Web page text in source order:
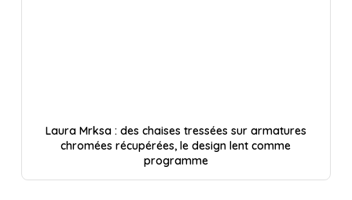
Laura Mrksa : des chaises tressées sur armatures
chromées récupérées, le design lent comme
programme